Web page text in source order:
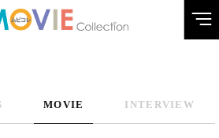
MOVIE INTERVIEW